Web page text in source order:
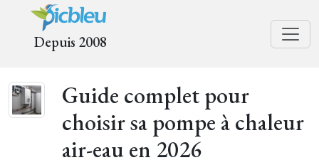
Depuis 2008
Guide complet pour
choisir sa pompe à chaleur
air-eau en 2026